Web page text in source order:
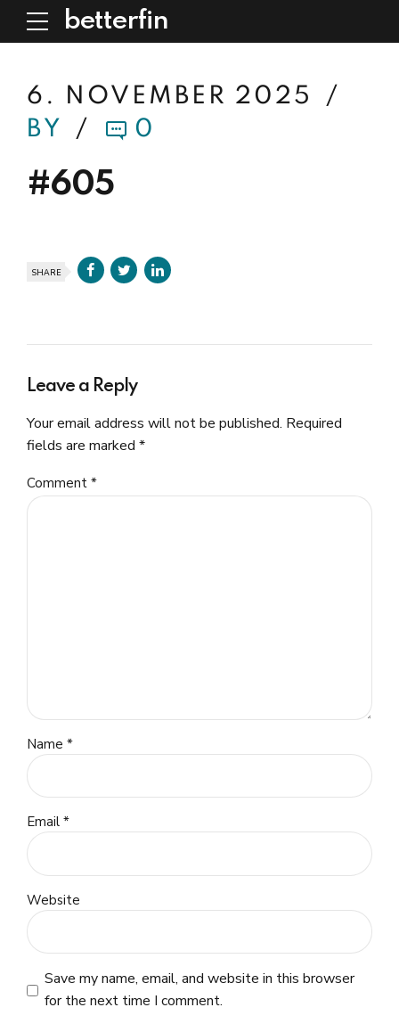
betterfin
6. NOVEMBER 2025
BY
0
#605
SHARE
Leave a Reply
Your email address will not be published. Required
fields are marked *
Comment *
Name *
Email *
Website
Save my name, email, and website in this browser
for the next time I comment.